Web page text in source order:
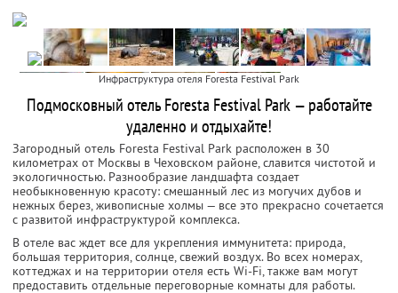
Инфраструктура отеля Foresta Festival Park
Подмосковный отель Foresta Festival Park — работайте
удаленно и отдыхайте!
Загородный отель Foresta Festival Park расположен в 30
километрах от Москвы в Чеховском районе, славится чистотой и
экологичностью. Разнообразие ландшафта создает
необыкновенную красоту: смешанный лес из могучих дубов и
нежных берез, живописные холмы — все это прекрасно сочетается
с развитой инфраструктурой комплекса.
В отеле вас ждет все для укрепления иммунитета: природа,
большая территория, солнце, свежий воздух. Во всех номерах,
коттеджах и на территории отеля есть Wi-Fi, также вам могут
предоставить отдельные переговорные комнаты для работы.